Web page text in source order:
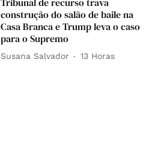
construção do salão de baile na
Casa Branca e Trump leva o caso
para o Supremo
Susana Salvador 13 Horas